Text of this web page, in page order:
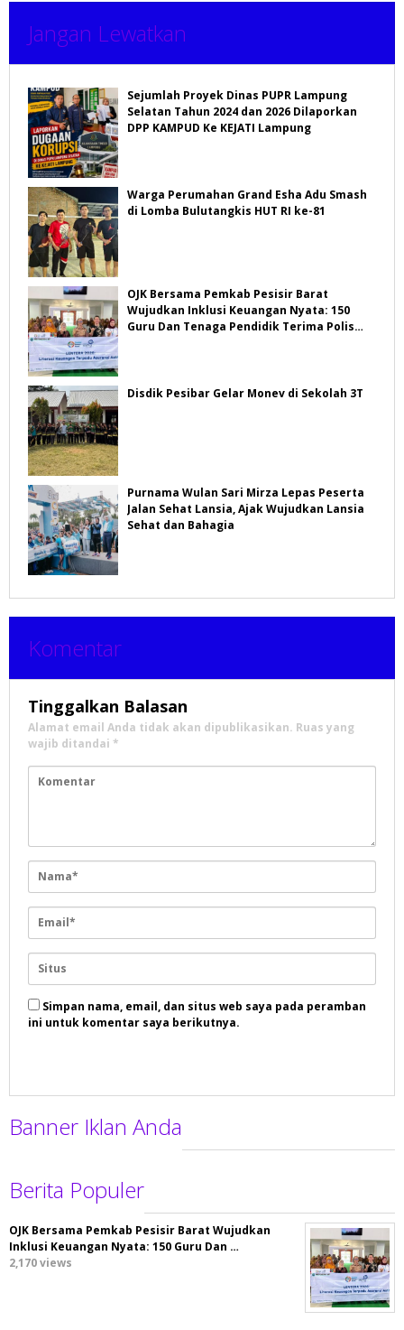
Jangan Lewatkan
Sejumlah Proyek Dinas PUPR Lampung
Selatan Tahun 2024 dan 2026 Dilaporkan
DPP KAMPUD Ke KEJATI Lampung
Warga Perumahan Grand Esha Adu Smash
di Lomba Bulutangkis HUT RI ke-81
OJK Bersama Pemkab Pesisir Barat
Wujudkan Inklusi Keuangan Nyata: 150
Guru Dan Tenaga Pendidik Terima Polis
Disdik Pesibar Gelar Monev di Sekolah 3T
Purnama Wulan Sari Mirza Lepas Peserta
Jalan Sehat Lansia, Ajak Wujudkan Lansia
Sehat dan Bahagia
Komentar
Tinggalkan Balasan
Alamat email Anda tidak akan dipublikasikan. Ruas yang
wajib ditandai *
Simpan nama, email, dan situs web saya pada peramban
ini untuk komentar saya berikutnya.
Banner Iklan Anda
Berita Populer
OJK Bersama Pemkab Pesisir Barat Wujudkan
Inklusi Keuangan Nyata: 150 Guru Dan …
2,170 views